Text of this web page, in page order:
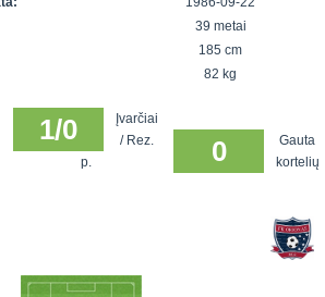
čempionatas
Vilnius
39 metai
185 cm
82 kg
1/0
Įvarčiai
/ Rez.
p.
0
Gauta
kortelių